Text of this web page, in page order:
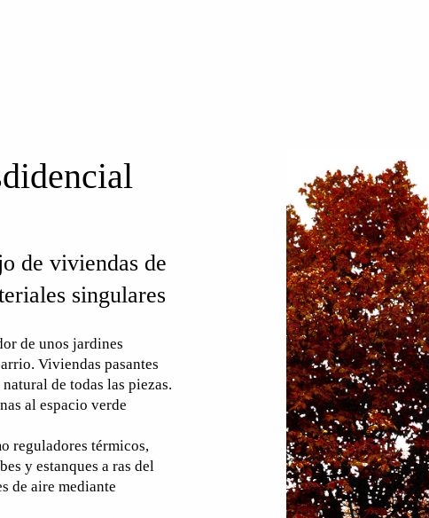
de viviendas de
singulares
de unos jardines
Viviendas pasantes
de todas las piezas.
al espacio verde
reguladores térmicos,
y estanques a ras del
de aire mediante